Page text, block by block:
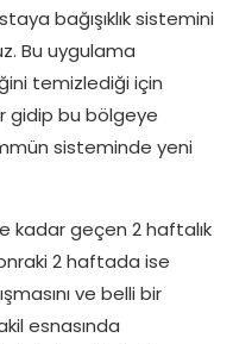
bağışıklık sistemini
Bu uygulama
iliğini temizlediği için
gidip bu bölgeye
sisteminde yeni
kadar geçen 2 haftalık
2 haftada ise
ve belli bir
esnasında